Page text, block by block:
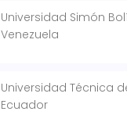
Universidad Simón
Venezuela
Universidad Técnica
Ecuador